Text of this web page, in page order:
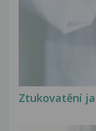
Ztukovatění